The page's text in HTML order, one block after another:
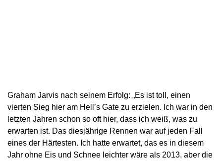
Graham Jarvis nach seinem Erfolg: „Es ist toll, einen
vierten Sieg hier am Hell’s Gate zu erzielen. Ich war in den
letzten Jahren schon so oft hier, dass ich weiß, was zu
erwarten ist. Das diesjährige Rennen war auf jeden Fall
eines der Härtesten. Ich hatte erwartet, das es in diesem
Jahr ohne Eis und Schnee leichter wäre als 2013, aber die